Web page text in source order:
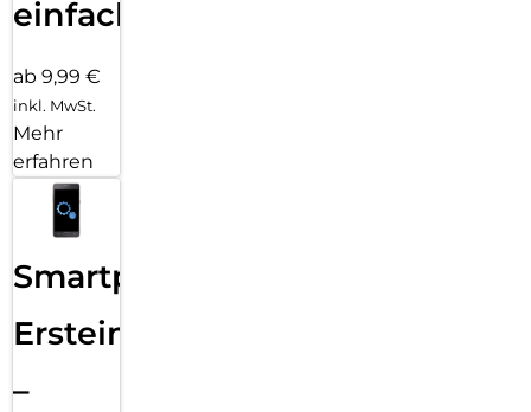
einfach
ab 9,99 €
inkl. MwSt.
Mehr
erfahren
Smartphone
Ersteinrichtung
–